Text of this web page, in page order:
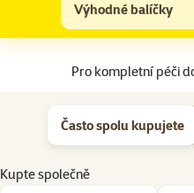
Pelíšek Scruffs Chester Box Bed 50cm
Výhodné balíčky
Na začátek stránky
Pro kompletní péči
Často spolu kupujete
Kupte společně